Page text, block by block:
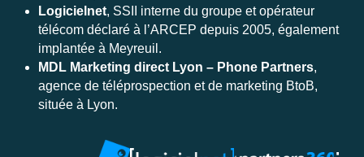
Logicielnet, SSII interne du groupe et opérateur
télécom déclaré à l’ARCEP depuis 2005, également
implantée à Meyreuil.
MDL Marketing direct Lyon – Phone Partners,
agence de téléprospection et de marketing BtoB,
située à Lyon.